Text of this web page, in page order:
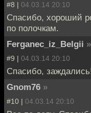
#8 | 04.03.14 20:10
Спасибо, хороший
по полочкам.
Ferganec_iz_Belgii »
#9 | 04.03.14 20:10
Спасибо,
Gnom76 »
#10 | 04.03.14 20:10